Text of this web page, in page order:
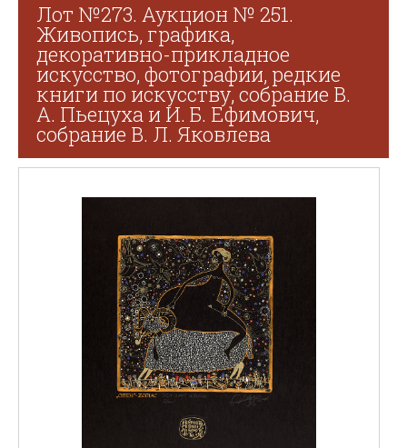
Лот №273. Аукцион № 251.
Живопись, графика,
декоративно-прикладное
искусство, фотографии, редкие
книги по искусству, собрание В.
А. Пьецуха и И. Б. Ефимович,
собрание В. Л. Яковлева